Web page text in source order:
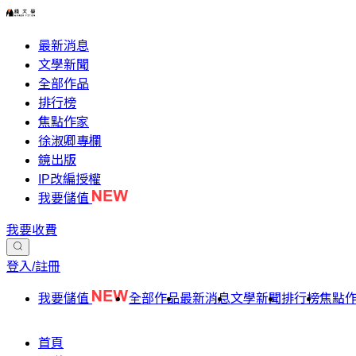
最新消息
文學新聞
全部作品
排行榜
焦點作家
徐淑卿專欄
鏡出版
IP改編授權
我要儲值
我要收費
登入/註冊
我要儲值 全部作品最新消息文學新聞排行榜焦點
首頁